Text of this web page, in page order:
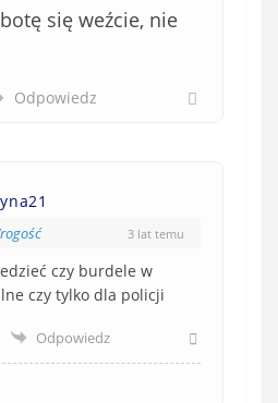
się weźcie, nie
Odpowiedz
3 lat temu
czy burdele w
czy tylko dla policji
Odpowiedz